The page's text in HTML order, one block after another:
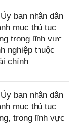
ban nhân dân
mục thủ tục
trong lĩnh vực
nghiệp thuộc
chính
ban nhân dân
mục thủ tục
trong lĩnh vực